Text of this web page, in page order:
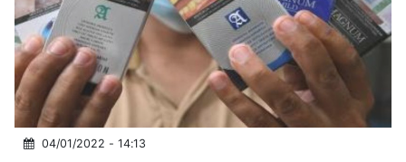
04/01/2022 - 14:13